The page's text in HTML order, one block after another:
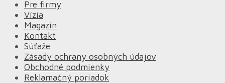
Pre firmy
Vízia
Magazín
Kontakt
Súťaže
Zásady ochrany osobných údajov
Obchodné podmienky
Reklamačný poriadok